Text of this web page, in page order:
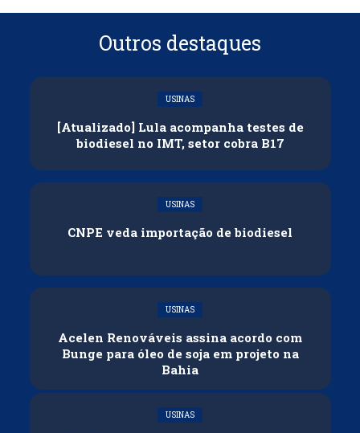
Outros destaques
USINAS
[Atualizado] Lula acompanha testes de
biodiesel no IMT, setor cobra B17
USINAS
CNPE veda importação de biodiesel
USINAS
Acelen Renováveis assina acordo com
Bunge para óleo de soja em projeto na
Bahia
USINAS